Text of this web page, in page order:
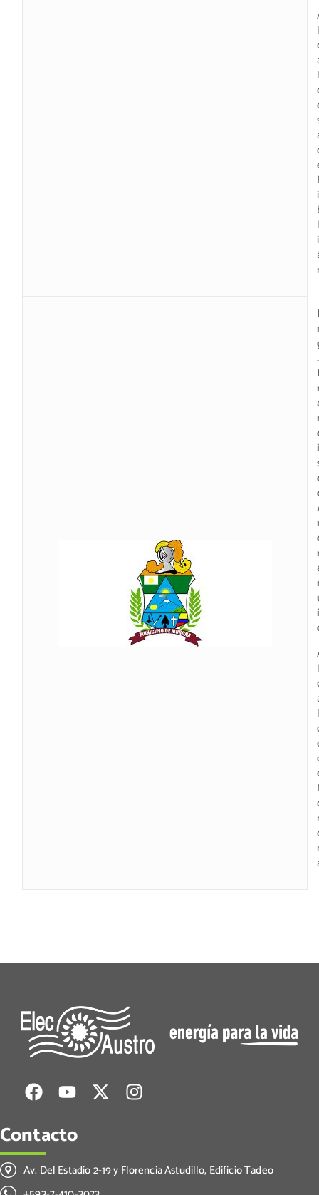
i
i
.
Contacto
Av. Del Estadio 2-19 y Florencia Astudillo, Edificio Tadeo